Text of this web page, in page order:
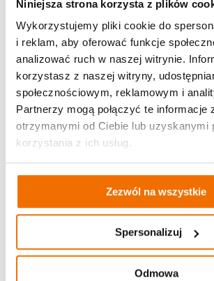
Niniejsza strona korzysta z plików
Wykorzystujemy pliki cookie do
i reklam, aby oferować funkcje
analizować ruch w naszej witrynie.
korzystasz z naszej witryny,
społecznościowym, reklamowym i
Partnerzy mogą połączyć te informacje
otrzymanymi od Ciebie lub uzyskanymi
korzystania z ich usług.
Zezwól na wszystkie
Spersonalizuj
Odmowa